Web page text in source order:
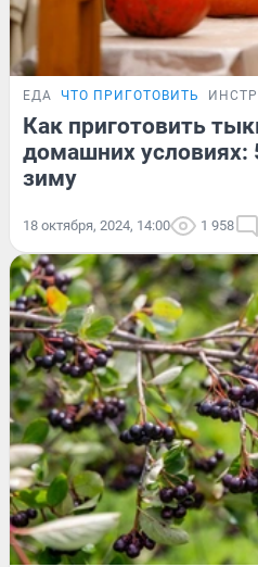
ЕДА ЧТО ПРИГОТОВИТЬ
Как приготовить
домашних условиях:
зиму
18 октября, 2024, 14:00 1 958